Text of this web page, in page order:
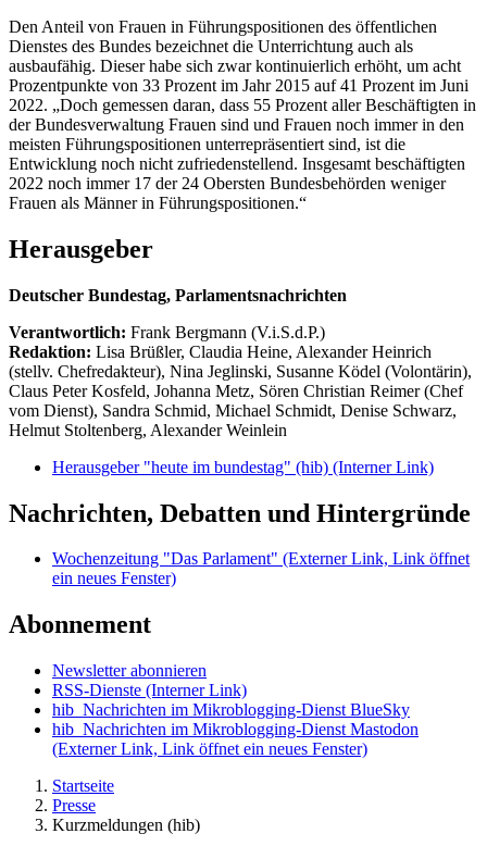
Den Anteil von Frauen in Führungspositionen des öffentlichen
Dienstes des Bundes bezeichnet die Unterrichtung auch als
ausbaufähig. Dieser habe sich zwar kontinuierlich erhöht, um acht
Prozentpunkte von 33 Prozent im Jahr 2015 auf 41 Prozent im Juni
2022. „Doch gemessen daran, dass 55 Prozent aller Beschäftigten in
der Bundesverwaltung Frauen sind und Frauen noch immer in den
meisten Führungspositionen unterrepräsentiert sind, ist die
Entwicklung noch nicht zufriedenstellend. Insgesamt beschäftigten
2022 noch immer 17 der 24 Obersten Bundesbehörden weniger
Frauen als Männer in Führungspositionen.“
Herausgeber
Deutscher Bundestag, Parlamentsnachrichten
Verantwortlich: Frank Bergmann (V.i.S.d.P.)
Redaktion: Lisa Brüßler, Claudia Heine, Alexander Heinrich
(stellv. Chefredakteur), Nina Jeglinski, Susanne Ködel (Volontärin),
Claus Peter Kosfeld, Johanna Metz, Sören Christian Reimer (Chef
vom Dienst), Sandra Schmid, Michael Schmidt, Denise Schwarz,
Helmut Stoltenberg, Alexander Weinlein
Herausgeber "heute im bundestag" (hib) (Interner Link)
Nachrichten, Debatten und Hintergründe
Wochenzeitung "Das Parlament" (Externer Link, Link öffnet
ein neues Fenster)
Abonnement
Newsletter abonnieren
RSS-Dienste (Interner Link)
hib_Nachrichten im Mikroblogging-Dienst BlueSky
hib_Nachrichten im Mikroblogging-Dienst Mastodon
(Externer Link, Link öffnet ein neues Fenster)
Startseite
Presse
Kurzmeldungen (hib)